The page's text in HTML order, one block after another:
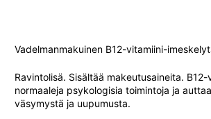
Vadelmanmakuinen B12-vitamiini-
Ravintolisä. Sisältää makeutusaineita.
normaaleja psykologisia toimintoja ja
väsymystä ja uupumusta.